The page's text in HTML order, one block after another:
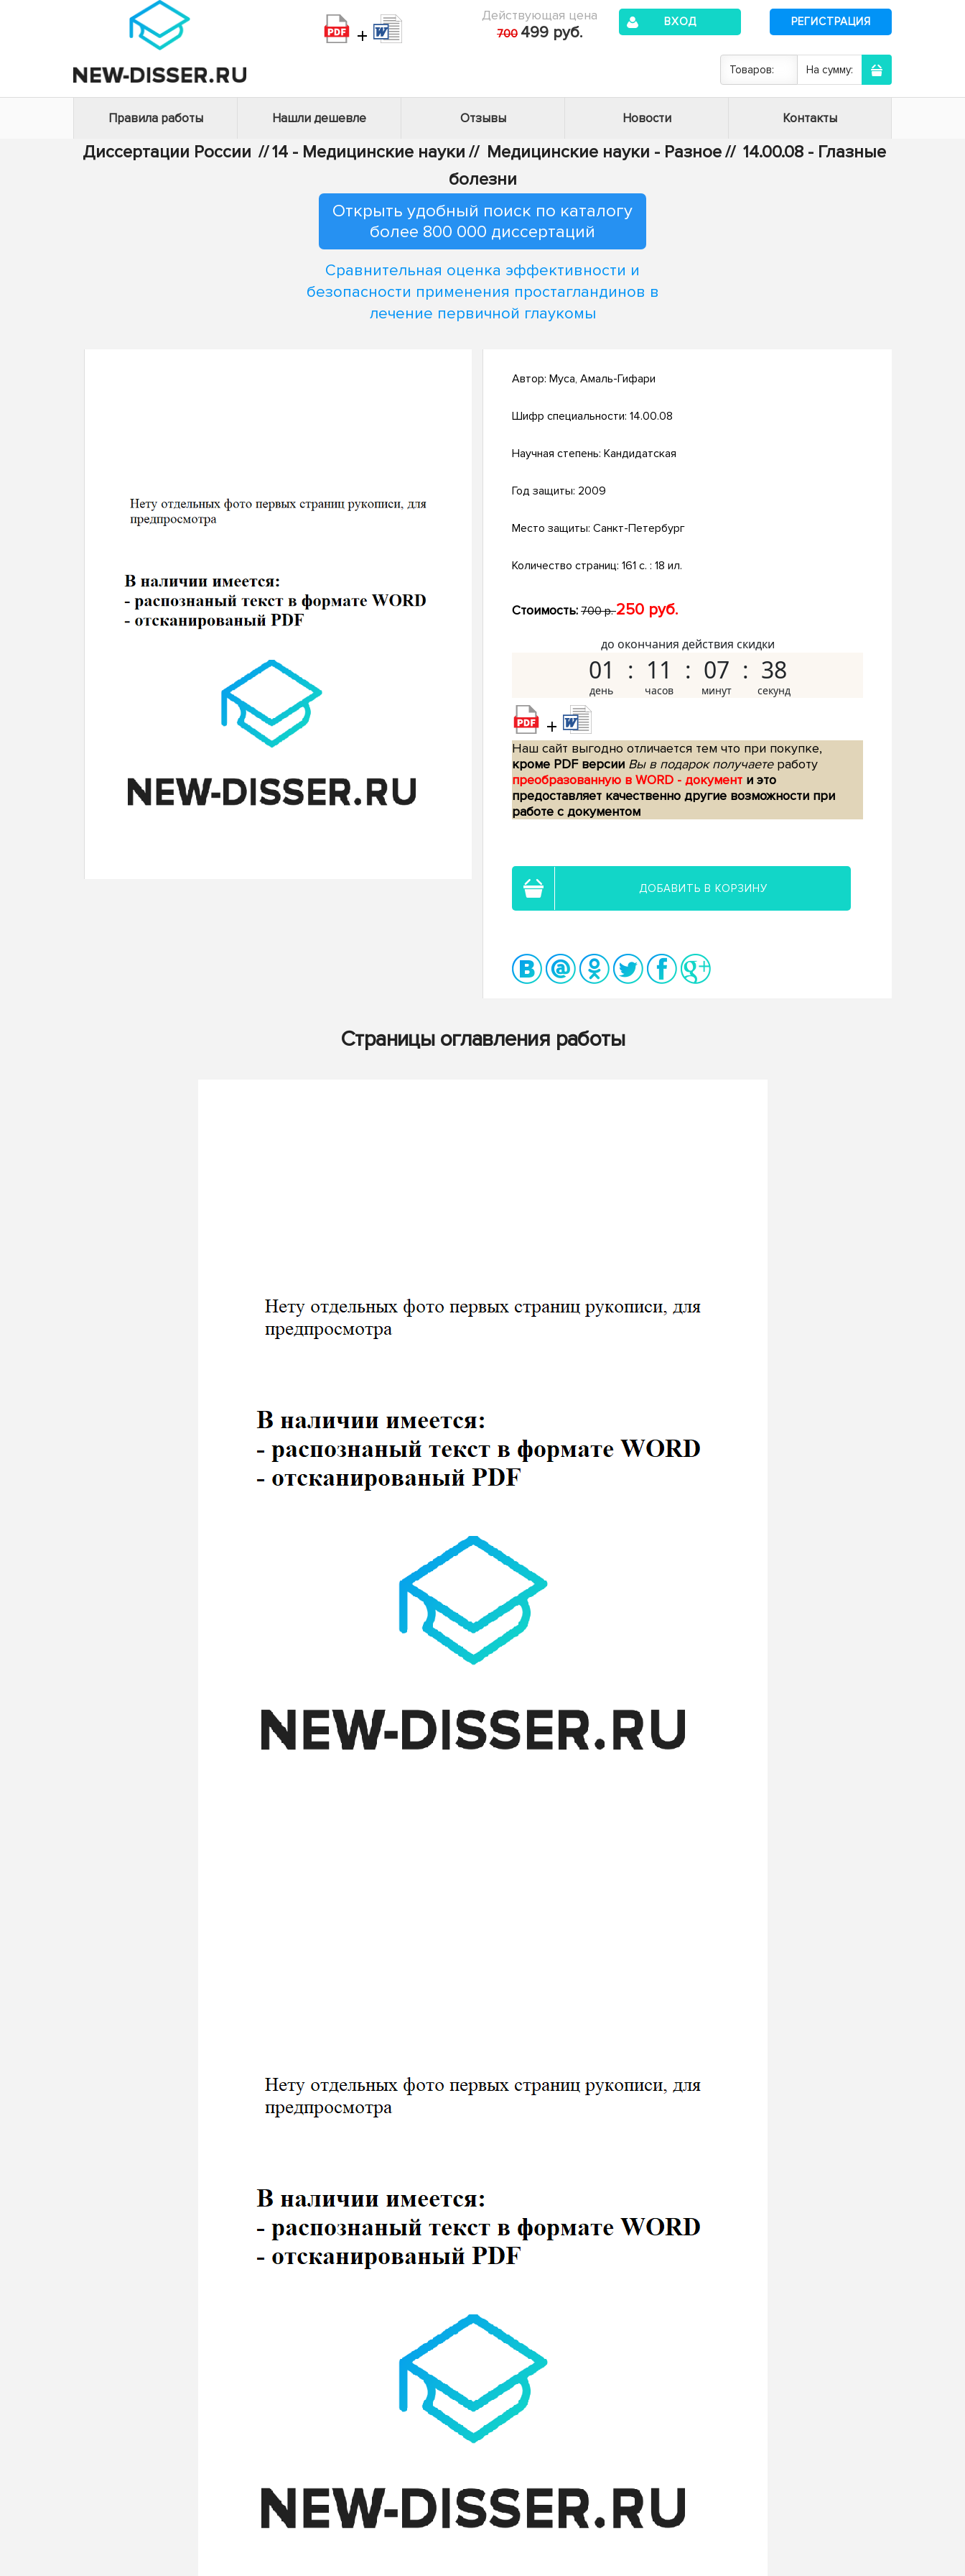
+
Действующая цена
700 499 руб.
ВХОД РЕГИСТРАЦИЯ
Товаров: На сумму:
Правила работы Нашли дешевле Отзывы Новости Контакты
Диссертации России //14 - Медицинские науки // Медицинские науки - Разное// 14.00.08 - Глазные
болезни
Открыть удобный поиск по каталогу
более 800 000 диссертаций
Сравнительная оценка эффективности и
безопасности применения простагландинов в
лечение первичной глаукомы
Автор: Муса, Амаль-Гифари
Шифр специальности: 14.00.08
Научная степень: Кандидатская
Год защиты: 2009
Место защиты: Санкт-Петербург
Количество страниц: 161 с. : 18 ил.
Стоимость: 700 р.250 руб.
до окончания действия скидки
01 11 07 37
+
Наш сайт выгодно отличается тем что при покупке,
кроме PDF версии Вы в подарок получаетеработу
преобразованную в WORD - документ и это
предоставляет качественно другие возможности при
работе с документом
ДОБАВИТЬ В КОРЗИНУ
Страницы оглавления работы